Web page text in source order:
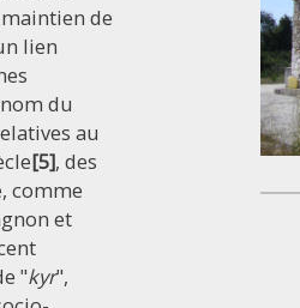
de
lien
du
au
[5], des
comme
et
"kyr",